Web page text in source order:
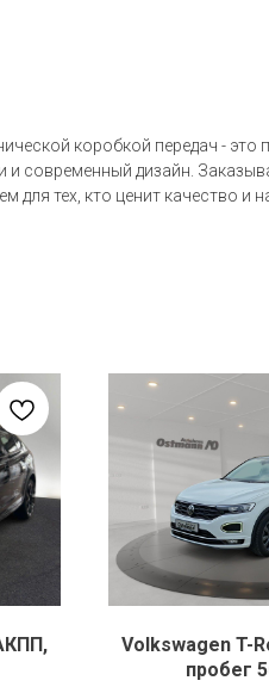
коробкой передач -
и современный дизайн.
для тех, кто ценит качество и
Volkswagen T-
пробег